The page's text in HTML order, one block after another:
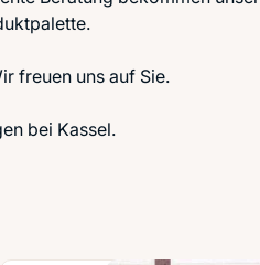
freuen uns auf Sie.
bei Kassel.